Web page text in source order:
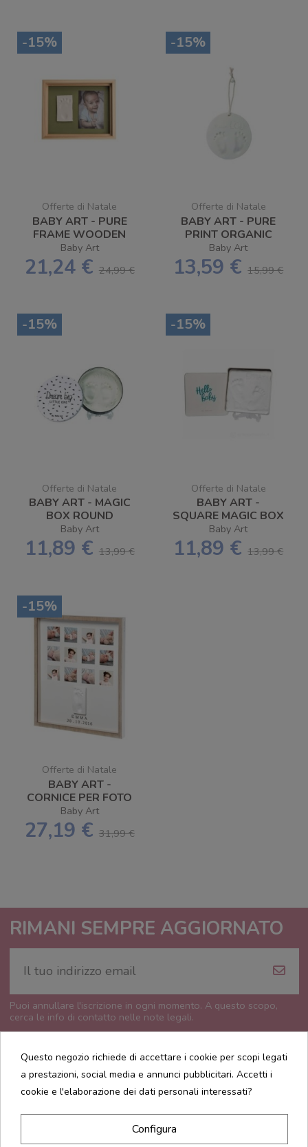
-15%
Offerte di Natale
BABY ART - PURE
FRAME WOODEN
Baby Art
21,24 € 24,99 €
-15%
Offerte di Natale
BABY ART - PURE
PRINT ORGANIC
Baby Art
13,59 €15,99 €
-15%
Offerte di Natale
BABY ART - MAGIC
BOX ROUND
BLACK&WHITE
Baby Art
11,89 € 13,99 €
-15%
Offerte di Natale
BABY ART -
SQUARE MAGIC BOX
ESSENTIALS
Baby Art
11,89 €13,99 €
-15%
Offerte di Natale
BABY ART -
CORNICE PER FOTO
MY VERY FIRST
YEAR
Baby Art
27,19 € 31,99 €
RIMANI SEMPRE AGGIORNATO
Puoi annullare l'iscrizione in ogni momento. A questo scopo,
cerca le info di contatto nelle note legali.
CONTATTI
Questo negozio richiede di accettare i cookie per scopi legati
a prestazioni, social media e annunci pubblicitari. Accetti i
cookie e l'elaborazione dei dati personali interessati?
Configura